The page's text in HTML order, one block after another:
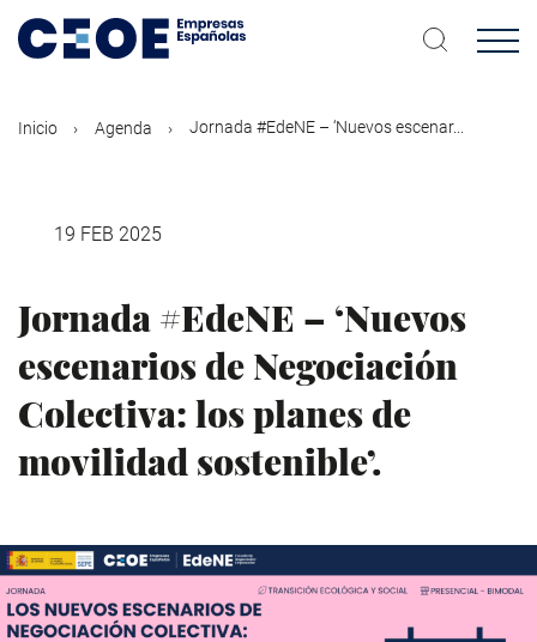
contenido
Inicio Agenda Jornada #EdeNE – ‘Nuevos escenar...
19 FEB 2025
Jornada #EdeNE – ‘Nuevos
escenarios de Negociación
Colectiva: los planes de
movilidad sostenible’.